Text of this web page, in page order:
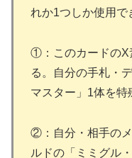
れか1つしか使用で
①：このカードのX
る。自分の手札・
マスター」1体を特
②：自分・相手の
ルドの「ミミグル